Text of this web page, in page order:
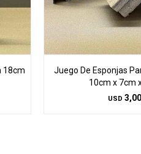
18cm
Juego De Esponjas
10cm x 7cm
USD 3,00